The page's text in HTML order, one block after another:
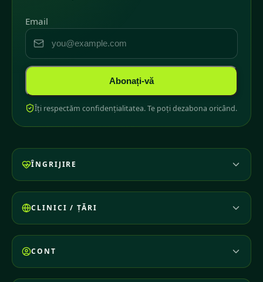
Email
Abonați-vă
Îți respectăm confidențialitatea. Te poți dezabona oricând.
ÎNGRIJIRE
CLINICI / ȚĂRI
CONT